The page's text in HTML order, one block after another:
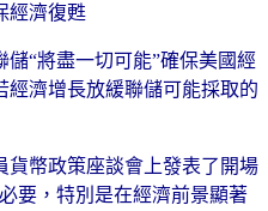
濟復甦
“將盡一切可能”確保美國經
濟增長放緩聯儲可能採取的
幣政策座談會上發表了開場
要，特別是在經濟前景顯著